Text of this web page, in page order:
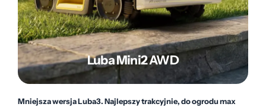
Luba Mini2 AWD
Mniejsza wersja Luba3. Najlepszy trakcyjnie, do ogrodu max